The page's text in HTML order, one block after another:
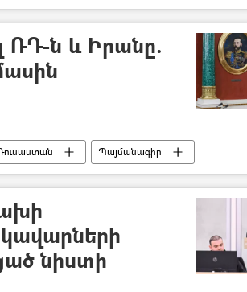
ՌԴ-ն և Իրանը.
Պայմանագիր
նիստի